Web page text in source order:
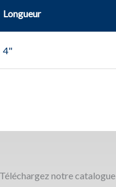
Longueur
4"
Téléchargez notre catalogue